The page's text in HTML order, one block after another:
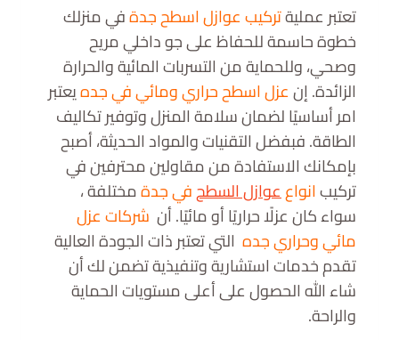
تعتبر عمليةتركيب عوازل اسطح جدةفي منزلك
خطوة حاسمة للحفاظ على جو داخلي مريح
وصحي، وللحماية من التسربات المائية والحرارة
الزائدة. إنعزل اسطح حراري ومائي في جدهيعتبر
امر أساسيًا لضمان سلامة المنزل وتوفير تكاليف
الطاقة. فبفضل التقنيات والمواد الحديثة، أصبح
بإمكانك الاستفادة من مقاولين محترفين في
تركيبانواععوازل السطحفي جدةمختلفة ،
سواء كان عزلًا حراريًا أو مائيًا. أن شركات عزل
مائي وحراري جده التي تعتبر ذات الجودة العالية
تقدم خدمات استشارية وتنفيذية تضمن لك أن
شاء الله الحصول على أعلى مستويات الحماية
والراحة.